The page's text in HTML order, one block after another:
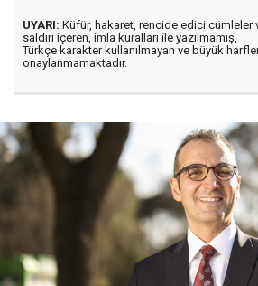
UYARI: Küfür, hakaret, rencide edici cümleler
saldırı içeren, imla kuralları ile yazılmamış,
Türkçe karakter kullanılmayan ve büyük
onaylanmamaktadır.